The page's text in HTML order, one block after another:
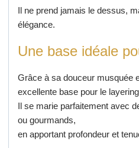
Il ne prend jamais le dessus,
élégance.
Une base idéale
Grâce à sa douceur musquée
excellente base pour le
Il se marie parfaitement avec
ou gourmands,
en apportant profondeur et